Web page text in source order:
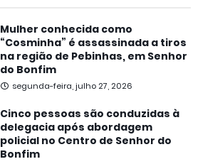
Mulher conhecida como
“Cosminha” é assassinada a tiros
na região de Pebinhas, em Senhor
do Bonfim
segunda-feira, julho 27, 2026
Cinco pessoas são conduzidas à
delegacia após abordagem
policial no Centro de Senhor do
Bonfim